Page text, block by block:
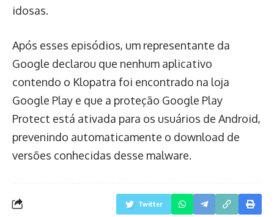
idosas.
Após esses episódios, um representante da
Google declarou que nenhum aplicativo
contendo o Klopatra foi encontrado na loja
Google Play e que a proteção Google Play
Protect está ativada para os usuários de Android,
prevenindo automaticamente o download de
versões conhecidas desse malware.
Twitter